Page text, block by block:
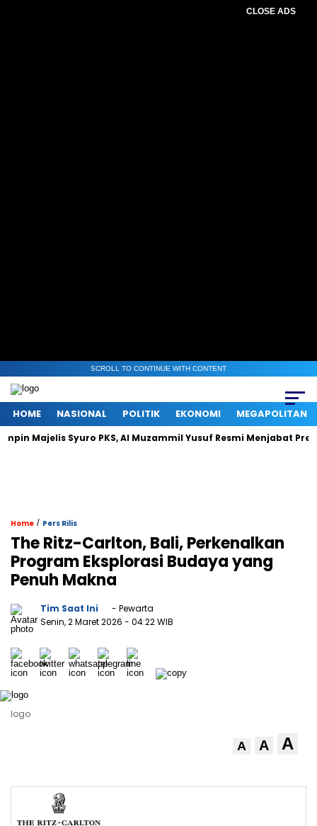
CLOSE ADS
SCROLL TO CONTINUE WITH CONTENT
HOME NASIONAL POLITIK EKONOMI MEGAPOLITAN
Syuro PKS, Al Muzammil Yusuf Resmi Menjabat Presiden
Home / Pers Rilis
The Ritz-Carlton, Bali, Perkenalkan
Program Eksplorasi Budaya yang
Penuh Makna
Tim Saat Ini
- Pewarta
Senin, 2 Maret 2026 - 04:22 WIB
logo
A A A